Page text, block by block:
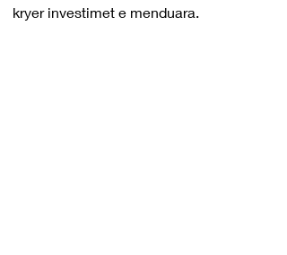
kryer investimet e menduara.